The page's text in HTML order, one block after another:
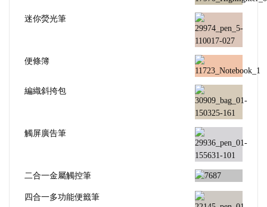
迷你熒光筆
便條簿
編織斜挎包
觸屏廣告筆
二合一金屬觸控筆
四合一多功能便籤筆